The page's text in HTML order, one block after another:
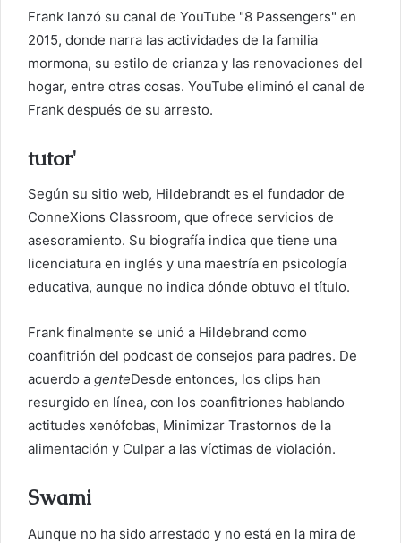
Frank lanzó su canal de YouTube "8 Passengers" en
2015, donde narra las actividades de la familia
mormona, su estilo de crianza y las renovaciones del
hogar, entre otras cosas. YouTube eliminó el canal de
Frank después de su arresto.
tutor'
Según su sitio web, Hildebrandt es el fundador de
ConneXions Classroom, que ofrece servicios de
asesoramiento. Su biografía indica que tiene una
licenciatura en inglés y una maestría en psicología
educativa, aunque no indica dónde obtuvo el título.
Frank finalmente se unió a Hildebrand como
coanfitrión del podcast de consejos para padres. De
acuerdo a genteDesde entonces, los clips han
resurgido en línea, con los coanfitriones hablando
actitudes xenófobas, Minimizar Trastornos de la
alimentación y Culpar a las víctimas de violación.
Swami
Aunque no ha sido arrestado y no está en la mira de